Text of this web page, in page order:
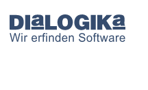
DIaLOGIKa